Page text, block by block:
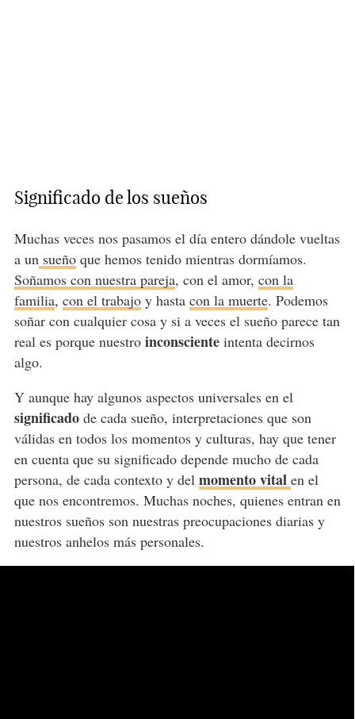
Significado de los sueños
Muchas veces nos pasamos el día entero dándole vueltas
a un sueñoque hemos tenido mientras dormíamos.
Soñamos con nuestra pareja, con el amor, con la
familia, con el trabajoy hasta con la muerte. Podemos
soñar con cualquier cosa y si a veces el sueño parece tan
real es porque nuestro inconscienteintenta decirnos
algo.
Y aunque hay algunos aspectos universales en el
significadode cada sueño, interpretaciones que son
válidas en todos los momentos y culturas, hay que tener
en cuenta que su significado depende mucho de cada
persona, de cada contexto y del momento vital en el
que nos encontremos. Muchas noches, quienes entran en
nuestros sueños son nuestras preocupaciones diarias y
nuestros anhelos más personales.